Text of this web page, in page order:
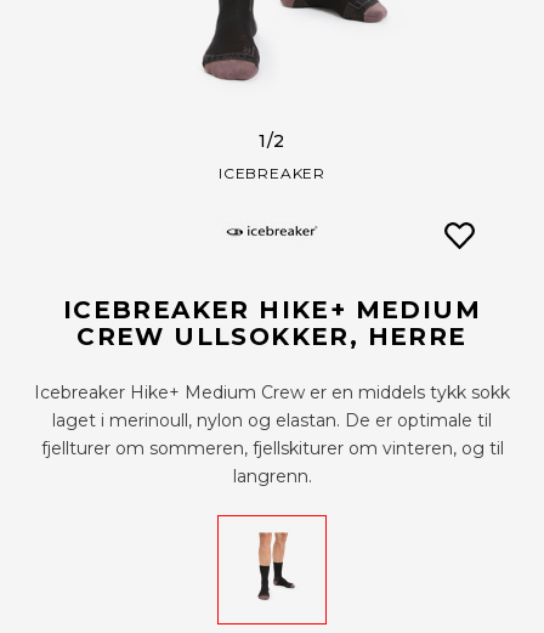
1/2
ICEBREAKER
ICEBREAKER HIKE+ MEDIUM
CREW ULLSOKKER, HERRE
Icebreaker Hike+ Medium Crew er en middels tykk sokk
laget i merinoull, nylon og elastan. De er optimale til
fjellturer om sommeren, fjellskiturer om vinteren, og til
langrenn.